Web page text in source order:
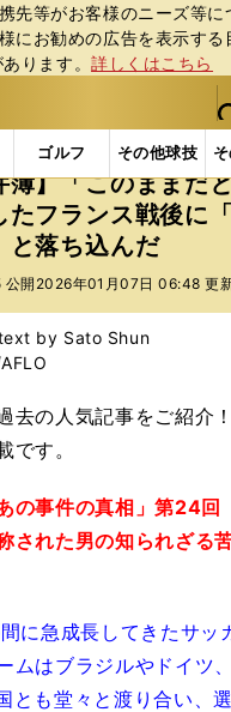
先等がお客様のニーズ等に
にお勧めの広告を表⽰する
ります。詳しくはこちら
web
検索
ゴルフ その他球技
一覧 サッカー代表
簿】「このままだ
たフランス戦後に
と落ち込んだ
開 2026年01月07日 06:48 更
by Sato Shun
去の人気記事をご紹介
です。
の事件の真相」第24回
された男の知られざる
に急成長してきたサッ
ムはブラジルやドイツ
とも堂々と渡り合い、